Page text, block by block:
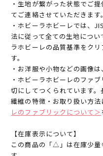
・生地が繋がった状態でご
てご連絡させていただきます。
・ホビーラホビーレでは、
法に従って全ての生地につ
ラホビーレの品質基準をク
す。
・お洋服や小物などの画像は
・ホビーラホビーレのファ
切にしてつくられています
繊維の特徴・お取り扱い方法
レのファブリックについて＞
【在庫表示について】
この商品の「△」は在庫少量